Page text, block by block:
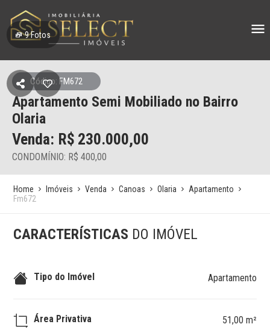
9Fotos
Código: FM672
Apartamento Semi Mobiliado no Bairro
Olaria
Venda: R$ 230.000,00
CONDOMÍNIO: R$ 400,00
Home Imóveis Venda Canoas Olaria
Apartamento
Fm672
CARACTERÍSTICAS DO IMÓVEL
Tipo do Imóvel Apartamento
Área Privativa 51,00 m²